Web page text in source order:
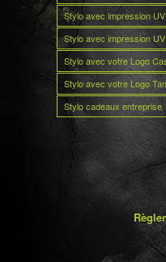
Stylo avec impression
Stylo avec impression
Stylo avec votre Logo
Stylo avec votre Logo
Stylo cadeaux entreprise